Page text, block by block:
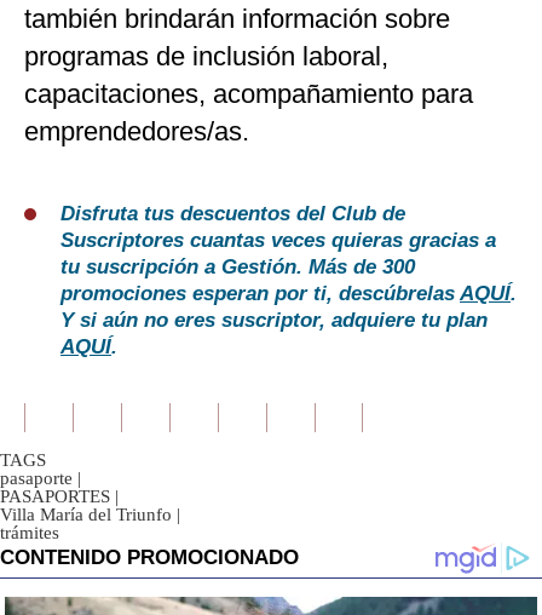
también brindarán información sobre
programas de inclusión laboral,
capacitaciones, acompañamiento para
emprendedores/as.
Disfruta tus descuentos del Club de
Suscriptores cuantas veces quieras gracias a
tu suscripción a Gestión. Más de 300
promociones esperan por ti, descúbrelasAQUÍ.
Y si aún no eres suscriptor, adquiere tu plan
AQUÍ.
TAGS
pasaporte |
PASAPORTES |
Villa María del Triunfo |
trámites